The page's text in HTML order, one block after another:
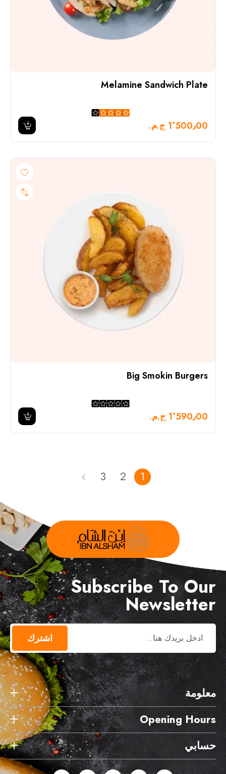
Melamine Sandwich Plate
1٬500٫00 ج.م.‏
Big Smokin Burgers
1٬590٫00 ج.م.‏
1
2
3
Subscribe To Our
Newsletter
اشترك
معلومة
Opening Hours
حسابي